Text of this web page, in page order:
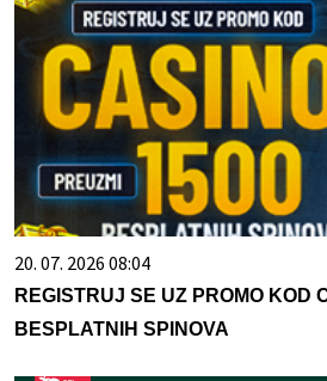
20. 07. 2026 08:04
REGISTRUJ SE UZ PROMO KOD
BESPLATNIH SPINOVA